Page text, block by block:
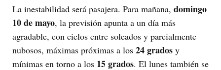
La inestabilidad será pasajera. Para mañana, domingo
10 de mayo, la previsión apunta a un día más
agradable, con cielos entre soleados y parcialmente
nubosos, máximas próximas a los 24 grados y
mínimas en torno a los 15 grados. El lunes también se